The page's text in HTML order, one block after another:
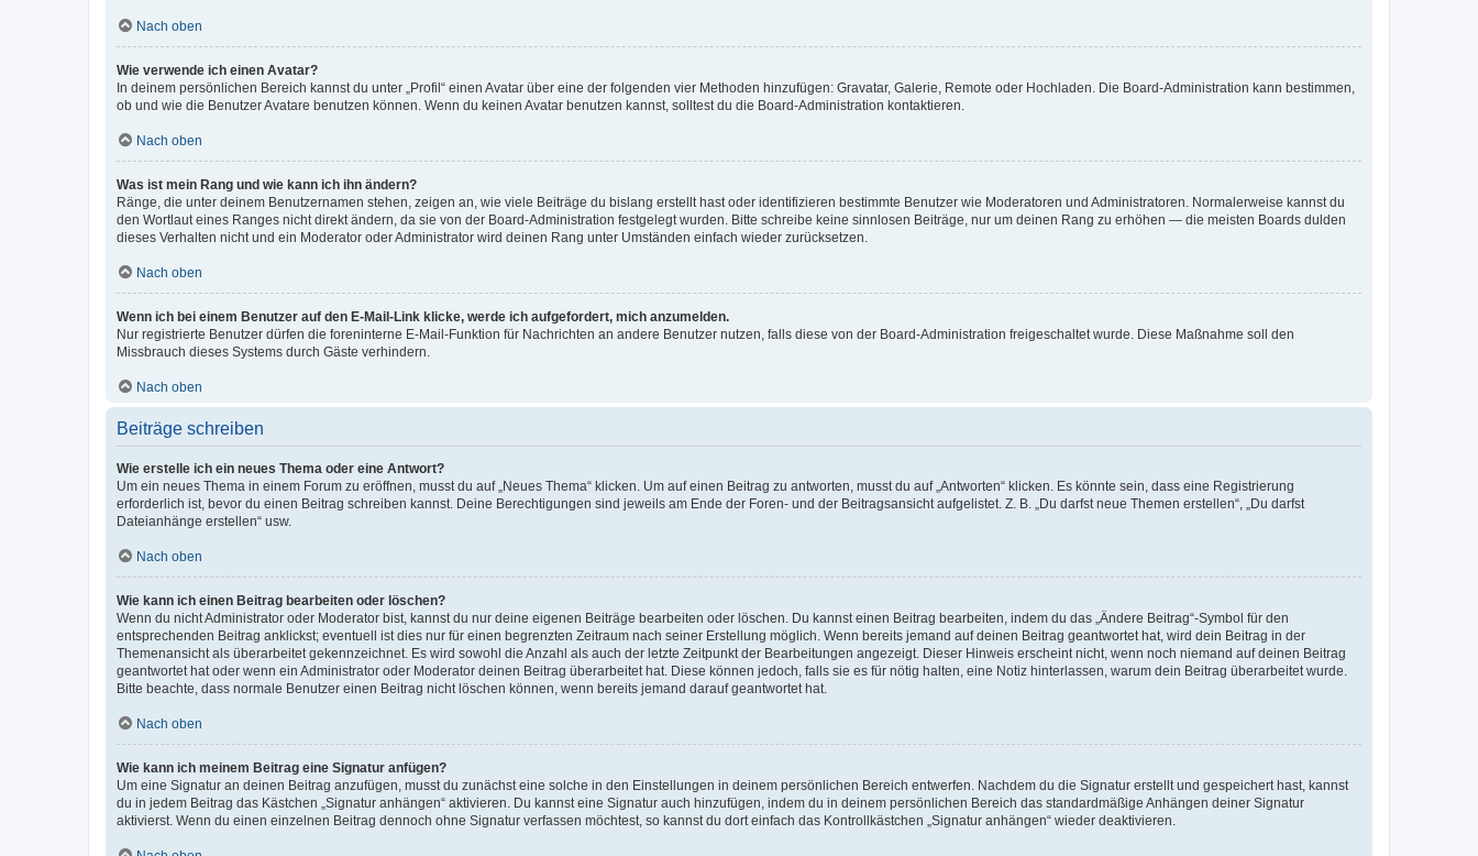
Nach oben
Wie verwende ich einen Avatar?
In deinem persönlichen Bereich kannst du unter „Profil“ einen Avatar über eine der folgenden vier Methoden hinzufügen: Gravatar, Galerie, Remote oder Hochladen. Die Board-Administration kann bestimmen,
ob und wie die Benutzer Avatare benutzen können. Wenn du keinen Avatar benutzen kannst, solltest du die Board-Administration kontaktieren.
Nach oben
Was ist mein Rang und wie kann ich ihn ändern?
Ränge, die unter deinem Benutzernamen stehen, zeigen an, wie viele Beiträge du bislang erstellt hast oder identifizieren bestimmte Benutzer wie Moderatoren und Administratoren. Normalerweise kannst du
den Wortlaut eines Ranges nicht direkt ändern, da sie von der Board-Administration festgelegt wurden. Bitte schreibe keine sinnlosen Beiträge, nur um deinen Rang zu erhöhen — die meisten Boards dulden
dieses Verhalten nicht und ein Moderator oder Administrator wird deinen Rang unter Umständen einfach wieder zurücksetzen.
Nach oben
Wenn ich bei einem Benutzer auf den E-Mail-Link klicke, werde ich aufgefordert, mich anzumelden.
Nur registrierte Benutzer dürfen die foreninterne E-Mail-Funktion für Nachrichten an andere Benutzer nutzen, falls diese von der Board-Administration freigeschaltet wurde. Diese Maßnahme soll den
Missbrauch dieses Systems durch Gäste verhindern.
Nach oben
Beiträge schreiben
Wie erstelle ich ein neues Thema oder eine Antwort?
Um ein neues Thema in einem Forum zu eröffnen, musst du auf „Neues Thema“ klicken. Um auf einen Beitrag zu antworten, musst du auf „Antworten“ klicken. Es könnte sein, dass eine Registrierung
erforderlich ist, bevor du einen Beitrag schreiben kannst. Deine Berechtigungen sind jeweils am Ende der Foren- und der Beitragsansicht aufgelistet. Z. B. „Du darfst neue Themen erstellen“, „Du darfst
Dateianhänge erstellen“ usw.
Nach oben
Wie kann ich einen Beitrag bearbeiten oder löschen?
Wenn du nicht Administrator oder Moderator bist, kannst du nur deine eigenen Beiträge bearbeiten oder löschen. Du kannst einen Beitrag bearbeiten, indem du das „Ändere Beitrag“-Symbol für den
entsprechenden Beitrag anklickst; eventuell ist dies nur für einen begrenzten Zeitraum nach seiner Erstellung möglich. Wenn bereits jemand auf deinen Beitrag geantwortet hat, wird dein Beitrag in der
Themenansicht als überarbeitet gekennzeichnet. Es wird sowohl die Anzahl als auch der letzte Zeitpunkt der Bearbeitungen angezeigt. Dieser Hinweis erscheint nicht, wenn noch niemand auf deinen Beitrag
geantwortet hat oder wenn ein Administrator oder Moderator deinen Beitrag überarbeitet hat. Diese können jedoch, falls sie es für nötig halten, eine Notiz hinterlassen, warum dein Beitrag überarbeitet wurde.
Bitte beachte, dass normale Benutzer einen Beitrag nicht löschen können, wenn bereits jemand darauf geantwortet hat.
Nach oben
Wie kann ich meinem Beitrag eine Signatur anfügen?
Um eine Signatur an deinen Beitrag anzufügen, musst du zunächst eine solche in den Einstellungen in deinem persönlichen Bereich entwerfen. Nachdem du die Signatur erstellt und gespeichert hast, kannst
du in jedem Beitrag das Kästchen „Signatur anhängen“ aktivieren. Du kannst eine Signatur auch hinzufügen, indem du in deinem persönlichen Bereich das standardmäßige Anhängen deiner Signatur
aktivierst. Wenn du einen einzelnen Beitrag dennoch ohne Signatur verfassen möchtest, so kannst du dort einfach das Kontrollkästchen „Signatur anhängen“ wieder deaktivieren.